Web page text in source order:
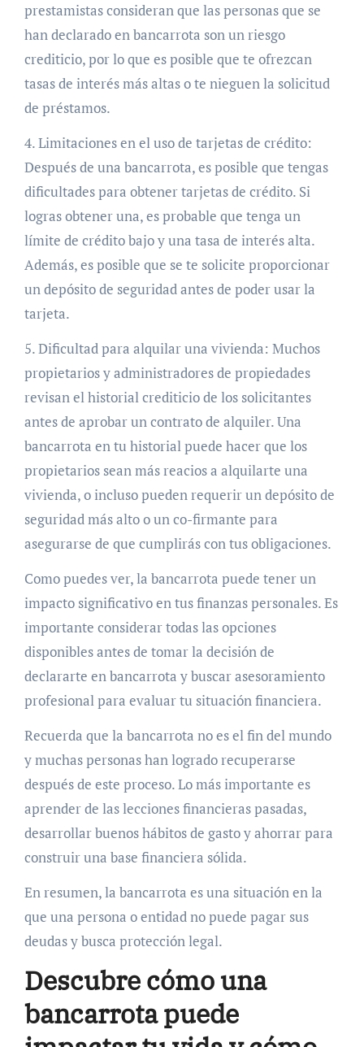
prestamistas consideran que las personas que se
han declarado en bancarrota son un riesgo
crediticio, por lo que es posible que te ofrezcan
tasas de interés más altas o te nieguen la solicitud
de préstamos.
4. Limitaciones en el uso de tarjetas de crédito:
Después de una bancarrota, es posible que tengas
dificultades para obtener tarjetas de crédito. Si
logras obtener una, es probable que tenga un
límite de crédito bajo y una tasa de interés alta.
Además, es posible que se te solicite proporcionar
un depósito de seguridad antes de poder usar la
tarjeta.
5. Dificultad para alquilar una vivienda: Muchos
propietarios y administradores de propiedades
revisan el historial crediticio de los solicitantes
antes de aprobar un contrato de alquiler. Una
bancarrota en tu historial puede hacer que los
propietarios sean más reacios a alquilarte una
vivienda, o incluso pueden requerir un depósito de
seguridad más alto o un co-firmante para
asegurarse de que cumplirás con tus obligaciones.
Como puedes ver, la bancarrota puede tener un
impacto significativo en tus finanzas personales. Es
importante considerar todas las opciones
disponibles antes de tomar la decisión de
declararte en bancarrota y buscar asesoramiento
profesional para evaluar tu situación financiera.
Recuerda que la bancarrota no es el fin del mundo
y muchas personas han logrado recuperarse
después de este proceso. Lo más importante es
aprender de las lecciones financieras pasadas,
desarrollar buenos hábitos de gasto y ahorrar para
construir una base financiera sólida.
En resumen, la bancarrota es una situación en la
que una persona o entidad no puede pagar sus
deudas y busca protección legal.
Descubre cómo una
bancarrota puede